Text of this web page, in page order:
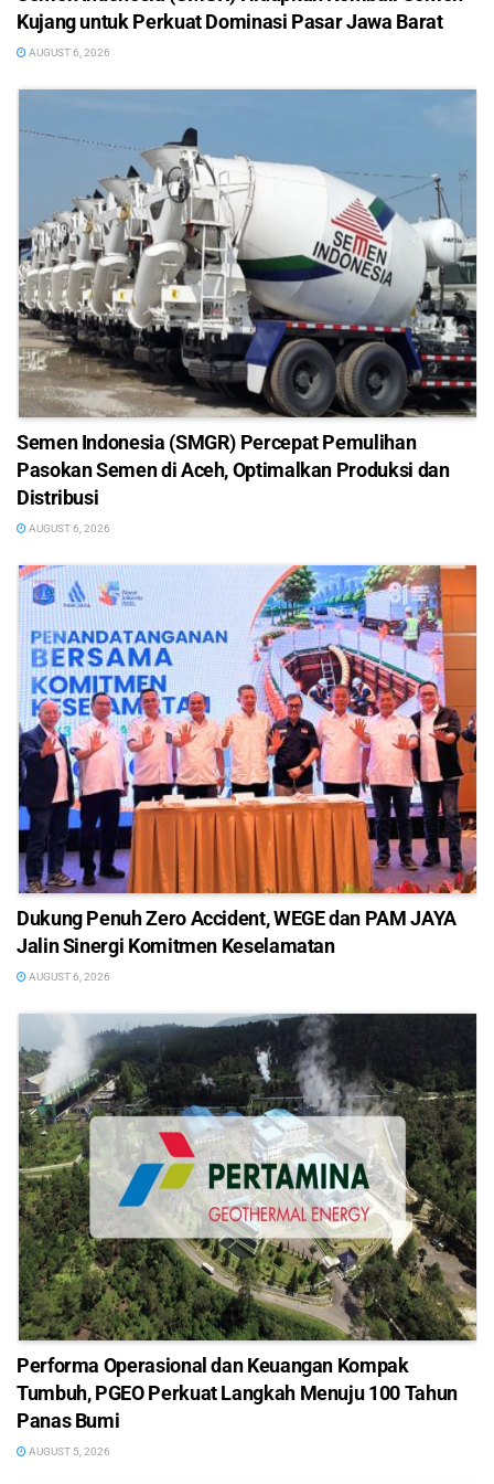
Kujang untuk Perkuat Dominasi Pasar Jawa Barat
AUGUST 6, 2026
Semen Indonesia (SMGR) Percepat Pemulihan
Pasokan Semen di Aceh, Optimalkan Produksi dan
Distribusi
AUGUST 6, 2026
Dukung Penuh Zero Accident, WEGE dan PAM JAYA
Jalin Sinergi Komitmen Keselamatan
AUGUST 6, 2026
Performa Operasional dan Keuangan Kompak
Tumbuh, PGEO Perkuat Langkah Menuju 100 Tahun
Panas Bumi
AUGUST 5, 2026